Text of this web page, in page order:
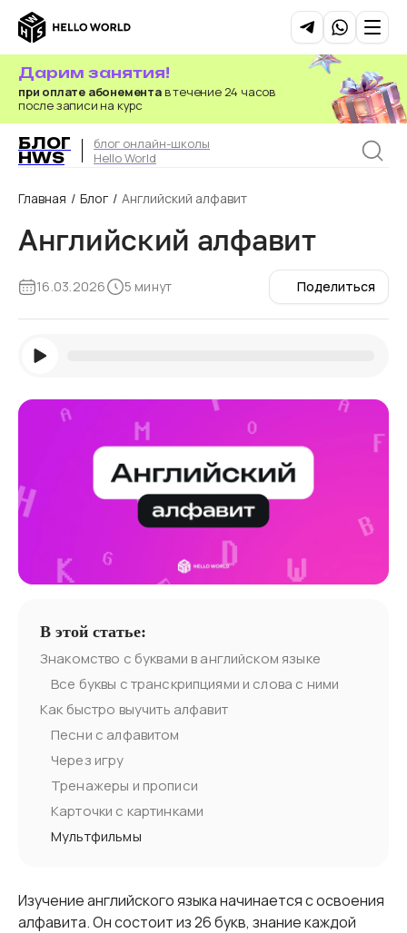
при оплате абонементав течение 24 часов
после записи на курс
Дарим занятия!
БЛОГ
HWS
блог онлайн-школы
Hello World
Главная / Блог / Английский алфавит
Английский алфавит
16.03.2026 5 минут Поделиться
В этой статье:
Знакомство с буквами в английском языке
Все буквы с транскрипциями и слова с ними
Как быстро выучить алфавит
Песни с алфавитом
Через игру
Тренажеры и прописи
Карточки с картинками
Мультфильмы
Изучение английского языка начинается с освоения
алфавита. Он состоит из 26 букв, знание каждой